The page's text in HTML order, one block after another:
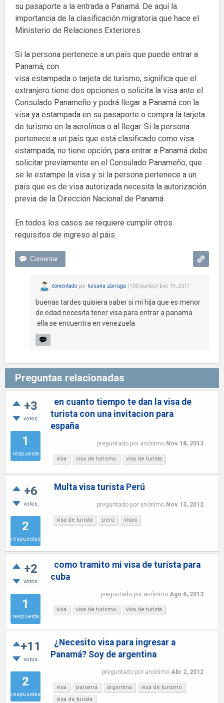
su pasaporte a la entrada a Panamá. De aquí la
importancia de la clasificación migratoria que hace el
Ministerio de Relaciones Exteriores.
Si la persona pertenece a un país que puede entrar a
Panamá, con
visa estampada o tarjeta de turismo, significa que el
extranjero tiene dos opciones o solicita la visa ante el
Consulado Panameño y podrá llegar a Panamá con la
visa ya estampada en su pasaporte o compra la tarjeta
de turismo en la aerolínea o al llegar. Si la persona
pertenece a un país que está clasificado como visa
estampada, no tiene opción, para entrar a Panamá debe
solicitar previamente en el Consulado Panameño, que
se le estampe la visa y si la persona pertenece a un
país que es de visa autorizada necesita la autorización
previa de la Dirección Nacional de Panamá.
En todos los casos se requiere cumplir otros
requisitos de ingreso al páis.
comentado por luisana zarraga (100 puntos) Ene 19, 2017
buenas tardes quisiera saber si mi hija que es menor
de edad necesita tener visa para entrar a panama
ella se encuentra en venezuela
Preguntas relacionadas
+3
votos
1
respuesta
en cuanto tiempo te dan la visa de
turista con una invitacion para
españa
preguntado por anónimo Nov 18, 2013
visa visa de turismo visa de turista
+6
votos
2
respuestas
Multa visa turista Perú
preguntado por anónimo Nov 13, 2012
visa de turista perú visas
+2
votos
1
respuesta
como tramito mi visa de turista para
cuba
preguntado por anónimo Ago 6, 2013
visa visa de turismo visa de turista
+11
votos
2
respuestas
¿Necesito visa para ingresar a
Panamá? Soy de argentina
preguntado por anónimo Abr 2, 2012
visa panamá argentina
visa de turismo
visa de turista